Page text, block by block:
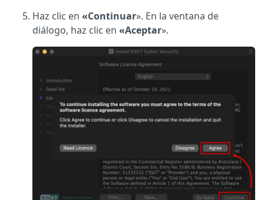
Haz clic en «Continuar». En la ventana de
diálogo, haz clic en «Aceptar».